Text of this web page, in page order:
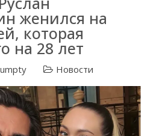
женился на
которая
на 28 лет
Новости